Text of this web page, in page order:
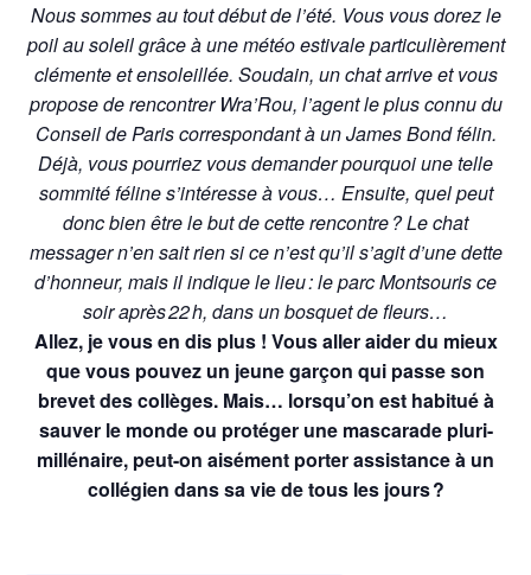
Nous sommes au tout début de l’été. Vous vous dorez le
poil au soleil grâce à une météo estivale particulièrement
clémente et ensoleillée. Soudain, un chat arrive et vous
propose de rencontrer Wra’Rou, l’agent le plus connu du
Conseil de Paris correspondant à un James Bond félin.
Déjà, vous pourriez vous demander pourquoi une telle
sommité féline s’intéresse à vous… Ensuite, quel peut
donc bien être le but de cette rencontre ? Le chat
messager n’en sait rien si ce n’est qu’il s’agit d’une dette
d’honneur, mais il indique le lieu : le parc Montsouris ce
soir après 22 h, dans un bosquet de fleurs…
Allez, je vous en dis plus ! Vous aller aider du mieux
que vous pouvez un jeune garçon qui passe son
brevet des collèges. Mais… lorsqu’on est habitué à
sauver le monde ou protéger une mascarade pluri-
millénaire, peut-on aisément porter assistance à un
collégien dans sa vie de tous les jours ?